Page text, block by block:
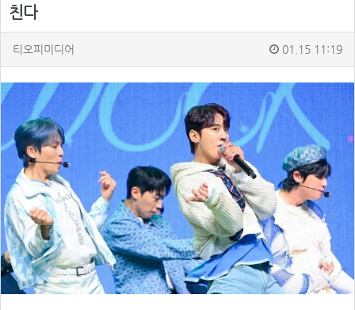
친다
티오피미디어 01.15 11:19